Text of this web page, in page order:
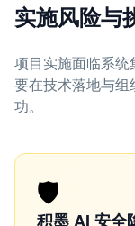
实施风险与
项目实施面临系
要在技术落地与
功。
🛡️
积墨 AI 安全